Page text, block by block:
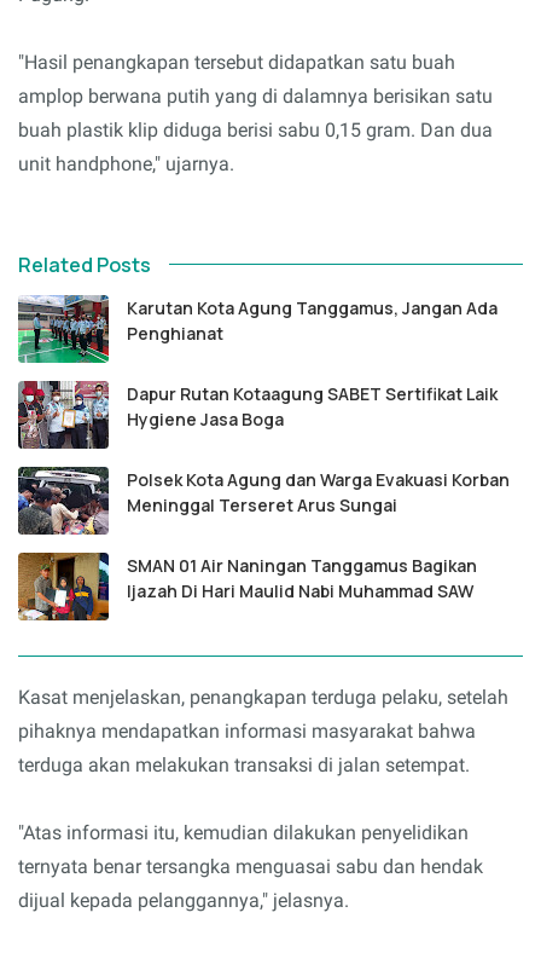
"Hasil penangkapan tersebut didapatkan satu buah
amplop berwana putih yang di dalamnya berisikan satu
buah plastik klip diduga berisi sabu 0,15 gram. Dan dua
unit handphone," ujarnya.
Related Posts
Karutan Kota Agung Tanggamus, Jangan Ada
Penghianat
Dapur Rutan Kotaagung SABET Sertifikat Laik
Hygiene Jasa Boga
Polsek Kota Agung dan Warga Evakuasi Korban
Meninggal Terseret Arus Sungai
SMAN 01 Air Naningan Tanggamus Bagikan
Ijazah Di Hari Maulid Nabi Muhammad SAW
Kasat menjelaskan, penangkapan terduga pelaku, setelah
pihaknya mendapatkan informasi masyarakat bahwa
terduga akan melakukan transaksi di jalan setempat.
"Atas informasi itu, kemudian dilakukan penyelidikan
ternyata benar tersangka menguasai sabu dan hendak
dijual kepada pelanggannya," jelasnya.